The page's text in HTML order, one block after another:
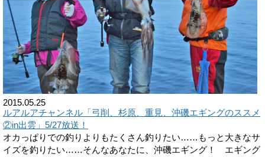
2015.05.25
ルアルアチャンネル「弓削、杉原、重見、沖磯エギングのススメ
②in出雲」5/27放送！
オカっぱりでの釣りよりもたくさん釣りたい……もっと大きなサ
イズを釣りたい……そんなあなたに、沖磯エギング！ エギング